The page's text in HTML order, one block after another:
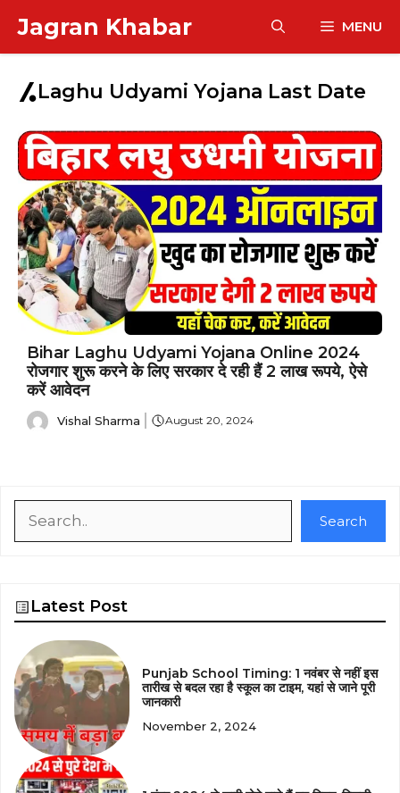
content
Jagran Khabar MENU
Laghu Udyami Yojana Last Date
Bihar Laghu Udyami Yojana Online 2024
रोजगार शुरू करने के लिए सरकार दे रही हैं 2 लाख रूपये, ऐसे
करें आवेदन
Vishal Sharma August 20, 2024
Search
Latest Post
Punjab School Timing: 1 नवंबर से नहीं इस
तारीख से बदल रहा है स्कूल का टाइम, यहां से जाने पूरी
जानकारी
November 2, 2024